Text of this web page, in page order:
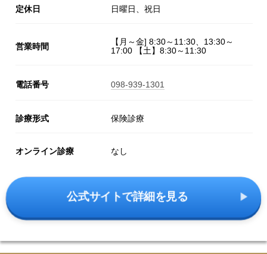
定休日 日曜日、祝日
営業時間
【月～金] 8:30～11:30、13:30～
17:00 【土】8:30～11:30
電話番号 098-939-1301
診療形式 保険診療
オンライン診療 なし
公式サイトで詳細を見る